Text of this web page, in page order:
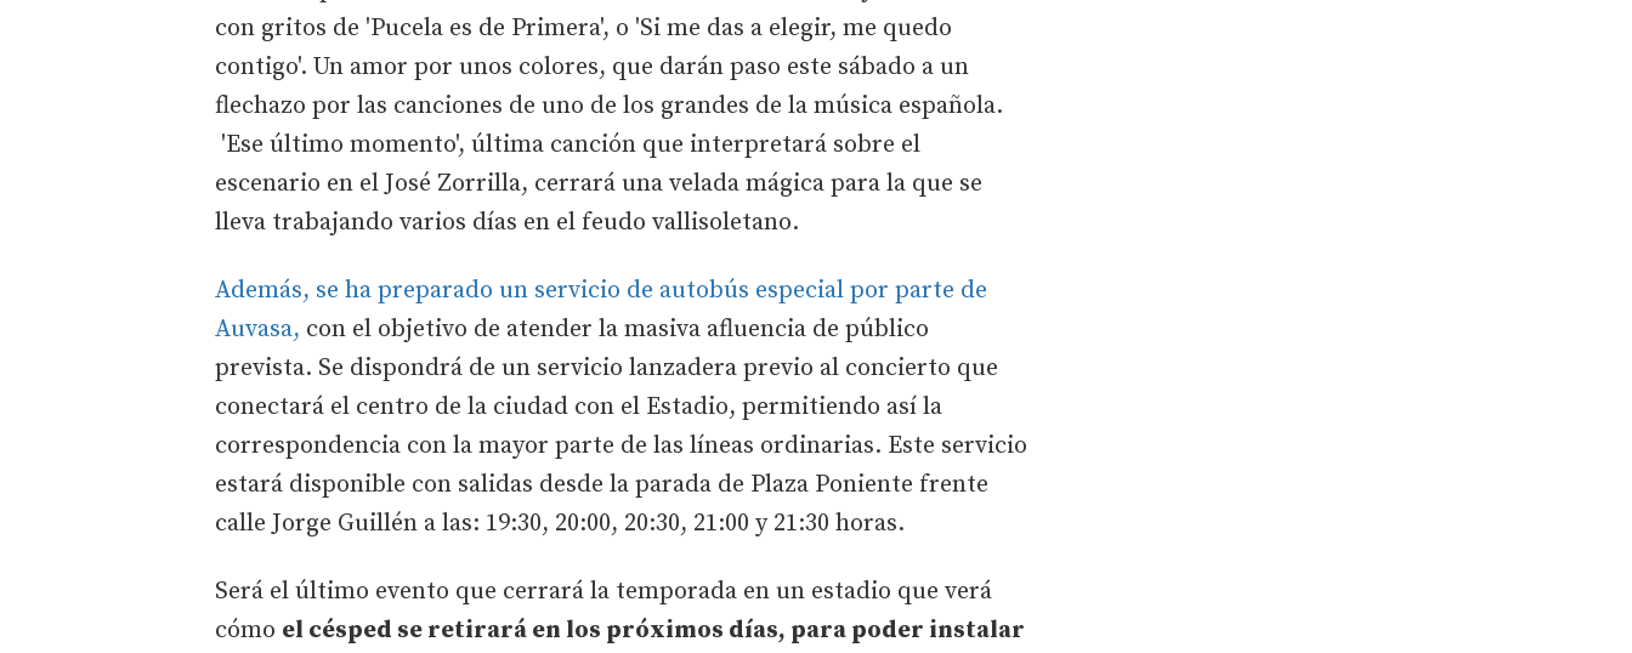
con gritos de 'Pucela es de Primera', o 'Si me das a elegir, me quedo
contigo'. Un amor por unos colores, que darán paso este sábado a un
flechazo por las canciones de uno de los grandes de la música española.
'Ese último momento', última canción que interpretará sobre el
escenario en el José Zorrilla, cerrará una velada mágica para la que se
lleva trabajando varios días en el feudo vallisoletano.
Además, se ha preparado un servicio de autobús especial por parte de
Auvasa, con el objetivo de atender la masiva afluencia de público
prevista. Se dispondrá de un servicio lanzadera previo al concierto que
conectará el centro de la ciudad con el Estadio, permitiendo así la
correspondencia con la mayor parte de las líneas ordinarias. Este servicio
estará disponible con salidas desde la parada de Plaza Poniente frente
calle Jorge Guillén a las: 19:30, 20:00, 20:30, 21:00 y 21:30 horas.
Será el último evento que cerrará la temporada en un estadio que verá
cómo el césped se retirará en los próximos días, para poder instalar